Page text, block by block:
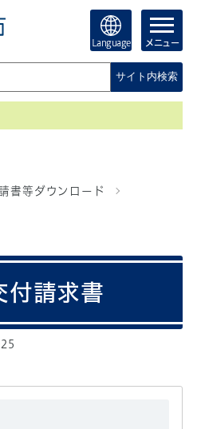
Language メニュー
サイト内検索
書等ダウンロード
付請求書